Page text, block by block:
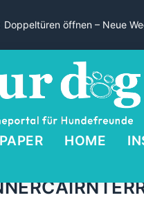
Doppeltüren öffnen – Neue
HOME